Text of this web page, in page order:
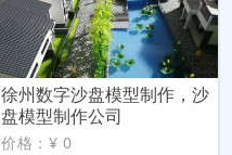
徐州数字沙盘模型制作，沙
盘模型制作公司
价格：¥ 0